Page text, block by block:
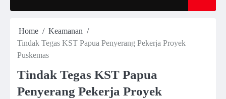
Home
Keamanan
Tindak Tegas KST Papua Penyerang Pekerja Proyek
Puskemas
Tindak Tegas KST Papua
Penyerang Pekerja Proyek